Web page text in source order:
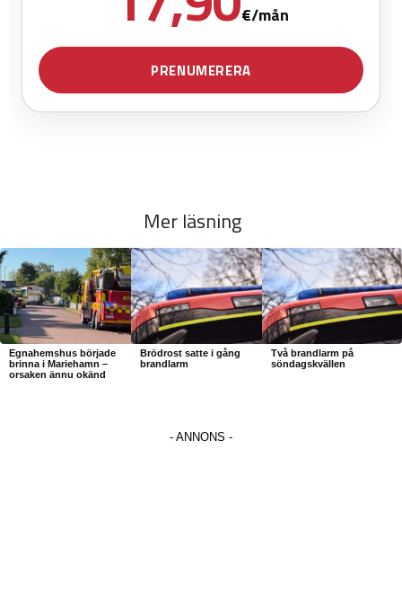
Mer läsning
Egnahemshus började
brinna i Mariehamn –
orsaken ännu okänd
Brödrost satte i gång
brandlarm
Två brandlarm på
söndagskvällen